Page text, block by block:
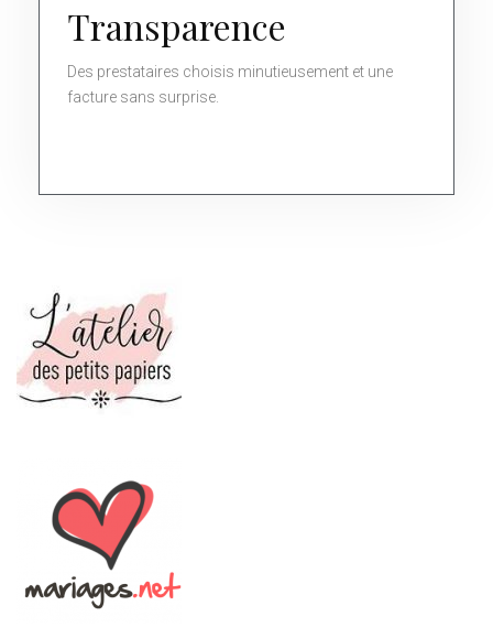
Transparence
Des prestataires choisis minutieusement et une
facture sans surprise.